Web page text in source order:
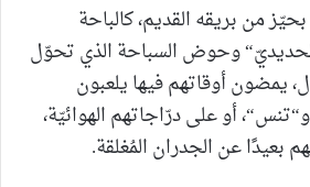
من بريقه القديم، كالباحة
وحوض السباحة الذي تحوّل
يمضون أوقاتهم فيها يلعبون
أو على درّاجاتهم الهوائيّة،
بعيدًا عن الجدران المُغلقة.